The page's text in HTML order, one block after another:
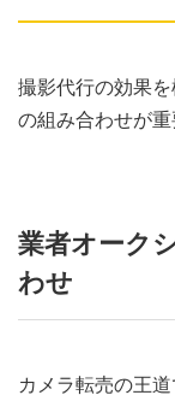
撮影代行の効果
の組み合わせが重
業者オーク
わせ
カメラ転売の王